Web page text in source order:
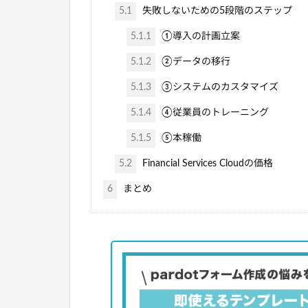
5.1 失敗しないための5段階のステップ
5.1.1 ①導入の計画立案
5.1.2 ②データの移行
5.1.3 ③システムのカスタマイズ
5.1.4 ④従業員のトレーニング
5.1.5 ⑤本稼働
5.2 Financial Services Cloudの価格
6 まとめ